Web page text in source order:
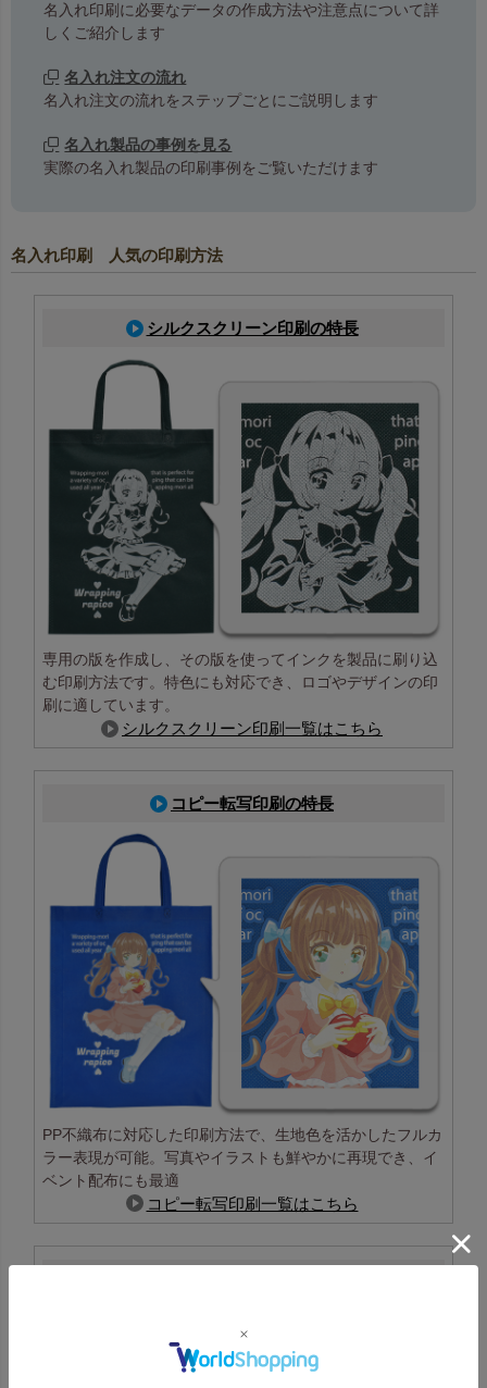
名入れ印刷に必要なデータの作成方法や注意点について詳
しくご紹介します
名入れ注文の流れ
名入れ注文の流れをステップごとにご説明します
名入れ製品の事例を見る
実際の名入れ製品の印刷事例をご覧いただけます
名入れ印刷 人気の印刷方法
シルクスクリーン印刷の特長
専用の版を作成し、その版を使ってインクを製品に刷り込
む印刷方法です。特色にも対応でき、ロゴやデザインの印
刷に適しています。
シルクスクリーン印刷一覧はこちら
コピー転写印刷の特長
PP不織布に対応した印刷方法で、生地色を活かしたフルカ
ラー表現が可能。写真やイラストも鮮やかに再現でき、イ
ベント配布にも最適
コピー転写印刷一覧はこちら